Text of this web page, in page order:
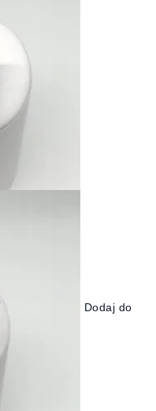
Dodaj do